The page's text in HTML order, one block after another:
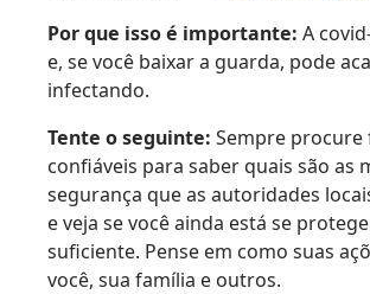
Por que isso é importante: A
e, se você baixar a guarda, pode
infectando.
Tente o seguinte: Sempre procure
confiáveis para saber quais são as
segurança que as autoridades
e veja se você ainda está se
suficiente. Pense em como suas
você, sua família e outros.